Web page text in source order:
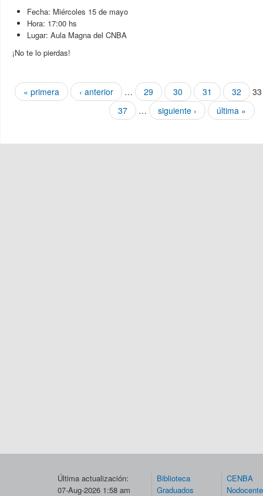
Fecha: Miércoles 15 de mayo
Hora: 17:00 hs
Lugar: Aula Magna del CNBA
¡No te lo pierdas!
Páginas
« primera ‹ anterior … 29 30 31 32
33
37
… siguiente › última »
Última actualización:
07-Aug-2026 1:58 am
Biblioteca
Graduados
CENBA